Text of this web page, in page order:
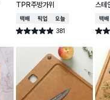
TPR주방가위
택배배송매장픽업오늘배송
별점 4.9점 381
건 작성
스테
넓은
택배
별점